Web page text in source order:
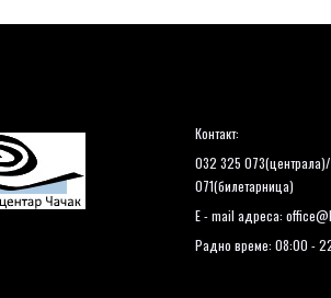
Контакт:
032 325
071(билетарница)
E - mail адреса:
Радно време: 08:00 -